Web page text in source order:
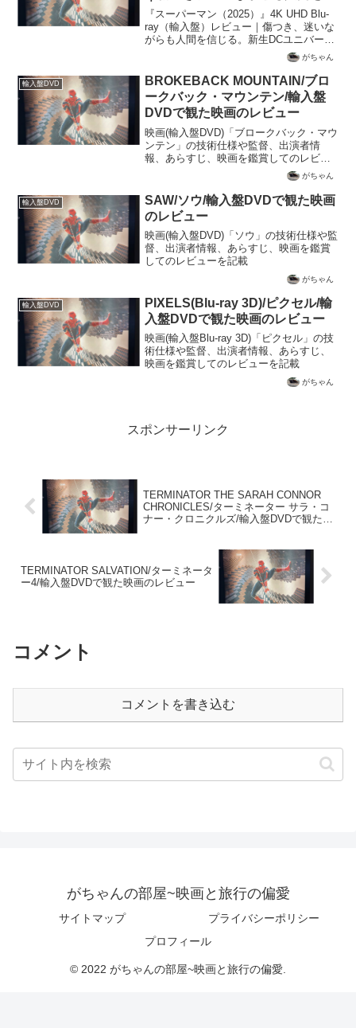
じる。新生DCユニバースを担う
現代版スーパーヒーロー【Dolby
Vision / Dolby Atmos】
『スーパーマン（2025）』4K UHD Blu-
ray（輸入盤）レビュー｜傷つき、迷いな
がらも人間を信じる。新生DCユニバース
を担う現代版スーパーヒーロー【Dolby
Vision / Dolby Atmos】何度も実写映画化
されてきたD...
がちゃん
輸入盤DVD
BROKEBACK MOUNTAIN/ブロ
ークバック・マウンテン/輸入盤
DVDで観た映画のレビュー
映画(輸入盤DVD)「ブロークバック・マウ
ンテン」の技術仕様や監督、出演者情
報、あらすじ、映画を鑑賞してのレビュ
がちゃん
輸入盤DVD
SAW/ソウ/輸入盤DVDで観た映画
のレビュー
映画(輸入盤DVD)「ソウ」の技術仕様や監
督、出演者情報、あらすじ、映画を鑑賞
してのレビューを記載
がちゃん
輸入盤DVD
PIXELS(Blu-ray 3D)/ピクセル/輸
入盤DVDで観た映画のレビュー
映画(輸入盤Blu-ray 3D)「ピクセル」の技
術仕様や監督、出演者情報、あらすじ、
映画を鑑賞してのレビューを記載
がちゃん
スポンサーリンク
TERMINATOR THE SARAH CONNOR
CHRONICLES/ターミネーター サラ・コ
ナー・クロニクルズ/輸入盤DVDで観た映
TERMINATOR SALVATION/ターミネータ
ー4/輸入盤DVDで観た映画のレビュー
コメント
コメントを書き込む
がちゃんの部屋~映画と旅行の偏愛
サイトマップ
プライバシーポリシー
プロフィール
© 2022 がちゃんの部屋~映画と旅行の偏愛.